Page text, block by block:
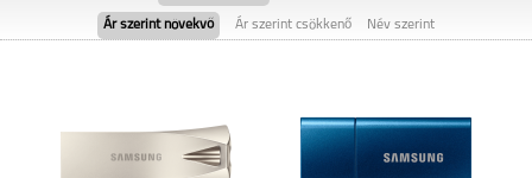
SAMSUNG GALAXY
FOLD8 ULTRA
Ár szerint növekvő Ár szerint csökkenő Név szerint